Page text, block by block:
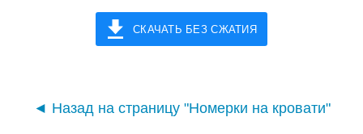
СКАЧАТЬ БЕЗ СЖАТИЯ
◄ Назад на страницу "Номерки на кровати"